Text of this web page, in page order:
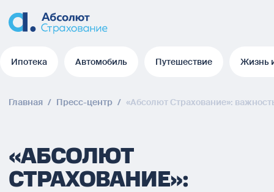
Ипотека Автомобиль Путешествие Жизнь
Главная / Пресс-центр / «Абсолют Страхование»:
«АБСОЛЮТ
СТРАХОВАНИЕ»: